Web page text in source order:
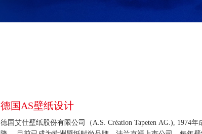
德国AS壁纸设计
德国艾仕壁纸股份有限公司（A.S. Création Tapeten AG.), 1974年